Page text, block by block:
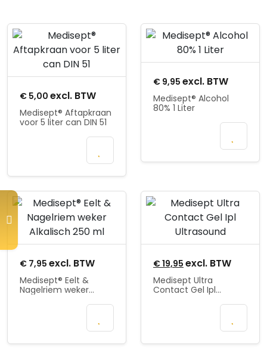
Product openen
€ 5,00 excl. BTW
Medisept® Aftapkraan
voor 5 liter can DIN 51
Product openen
€ 9,95 excl. BTW
Medisept® Alcohol
80% 1 Liter
Product openen
€ 7,95 excl. BTW
Medisept® Eelt &
Nagelriem weker
Product openen
Oorspronkelijke
prijs
was:
€19,95 Huidige
prijs
is:
excl. BTW
Medisept Ultra
Contact Gel Ipl